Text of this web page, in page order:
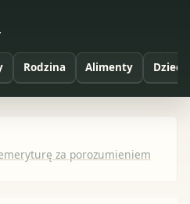
Rodzina Alimenty Dzieci
za porozumieniem